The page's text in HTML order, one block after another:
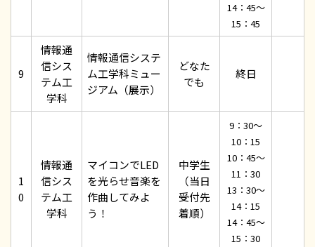
14：45～
15：45
9
情報通
信シス
テム工
学科
情報通信システ
ム工学科ミュー
ジアム（展示）
どなた
でも
終日
1
0
情報通
信シス
テム工
学科
マイコンでLED
を光らせ音楽を
作曲してみよ
う！
中学生
（当日
受付先
着順）
9：30～
10：15
10：45～
11：30
13：30～
14：15
14：45～
15：30